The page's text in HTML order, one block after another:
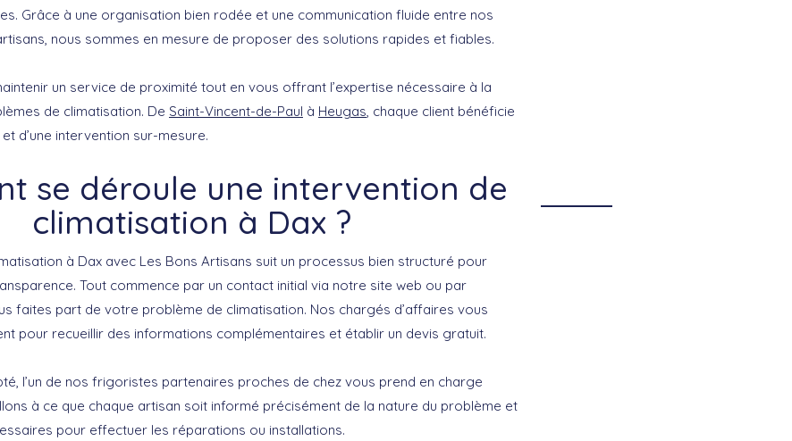
Grâce à une organisation bien rodée et une communication fluide entre nos
nous sommes en mesure de proposer des solutions rapides et fiables.
un service de proximité tout en vous offrant l’expertise nécessaire à la
de climatisation. De Saint-Vincent-de-Paul à Heugas, chaque client bénéficie
d’une intervention sur-mesure.
se déroule une intervention de
climatisation à Dax ?
à Dax avec Les Bons Artisans suit un processus bien structuré pour
Tout commence par un contact initial via notre site web ou par
faites part de votre problème de climatisation. Nos chargés d’affaires vous
pour recueillir des informations complémentaires et établir un devis gratuit.
l’un de nos frigoristes partenaires proches de chez vous prend en charge
à ce que chaque artisan soit informé précisément de la nature du problème et
pour effectuer les réparations ou installations.